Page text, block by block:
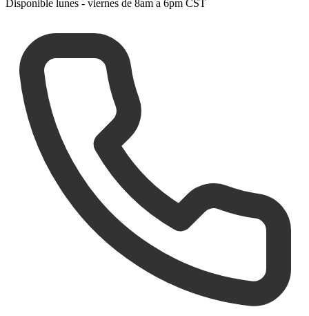
Disponible lunes - viernes de 8am a 6pm CST